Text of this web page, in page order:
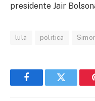
presidente Jair
lula politica
FacebookTwitter